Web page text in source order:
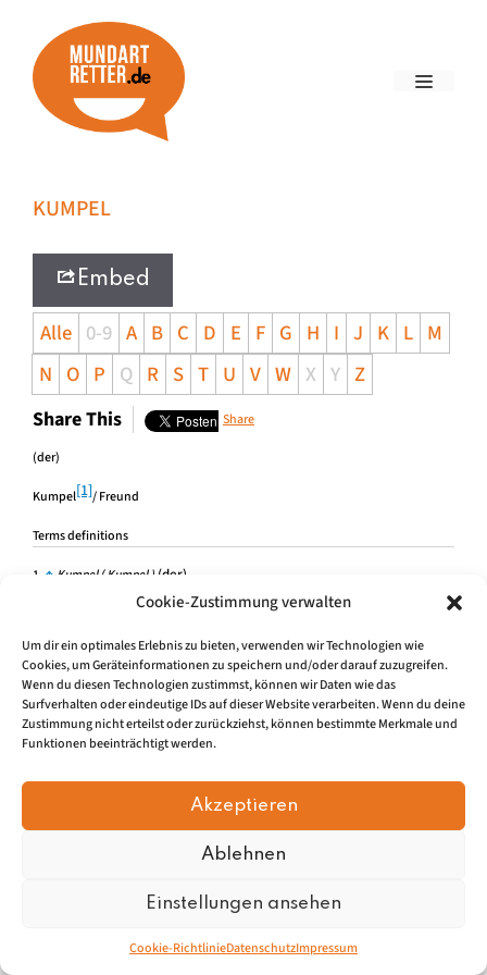
Cookie-Zustimmung verwalten
Um dir ein optimales Erlebnis zu bieten, verwenden wir Technologien wie
Cookies, um Geräteinformationen zu speichern und/oder darauf zuzugreifen.
Wenn du diesen Technologien zustimmst, können wir Daten wie das
Surfverhalten oder eindeutige IDs auf dieser Website verarbeiten. Wenn du deine
Zustimmung nicht erteilst oder zurückziehst, können bestimmte Merkmale und
Funktionen beeinträchtigt werden.
Akzeptieren
Ablehnen
Einstellungen ansehen
Cookie-RichtlinieDatenschutzImpressum
KUMPEL
Embed
Alle 0-9 A B C D E F G H I J K L M
N O P Q R S T U V W X Y Z
Share This Share
(der)
Kumpel[1]/ Freund
Terms definitions
1. ↑ Kumpel( Kumpel ) (der)
Impressum|Datenschutz
© 2026, Mundartretter.de